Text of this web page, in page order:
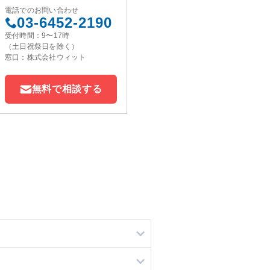
電話でのお問い合わせ
03-6452-2190
受付時間：9〜17時
（土日祝祭日を除く）
窓口：株式会社ウィット
無料で相談する